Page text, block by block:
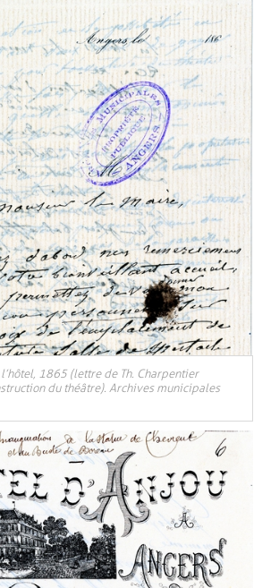
1865 (lettre de Th. Charpentier
du théâtre). Archives municipales